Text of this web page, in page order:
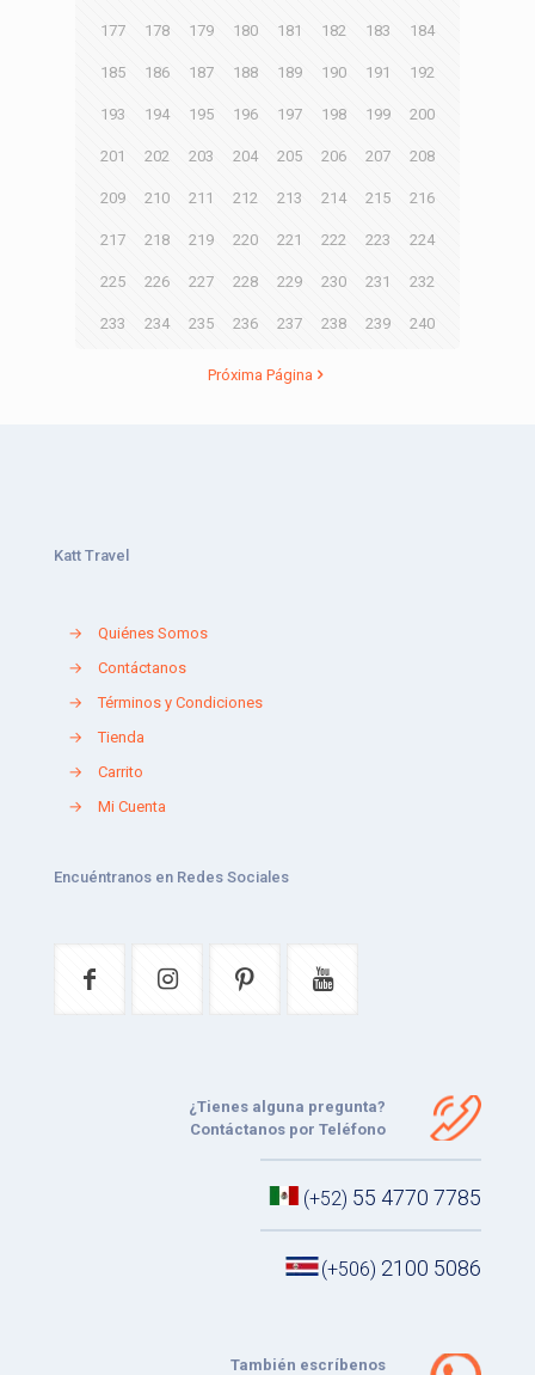
177 178 179 180 181 182 183 184
185 186 187 188 189 190 191 192
193 194 195 196 197 198 199 200
201 202 203 204 205 206 207 208
209 210 211 212 213 214 215 216
217 218 219 220 221 222 223 224
225 226 227 228 229 230 231 232
233 234 235 236 237 238 239 240
Próxima Página
Katt Travel
→
Quiénes Somos
→
Contáctanos
→
Términos y Condiciones
→
Tienda
→
Carrito
→
Mi Cuenta
Encuéntranos en Redes Sociales
¿Tienes alguna pregunta?
Contáctanos por Teléfono
(+52) 55 4770 7785
(+506) 2100 5086
También escríbenos